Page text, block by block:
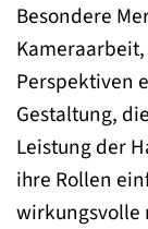
Besondere
Perspektiven
Gestaltung,
Leistung der
ihre Rollen
wirkungsvolle